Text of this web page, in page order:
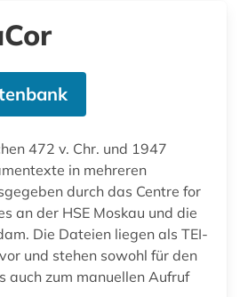
472 v. Chr. und 1947
in mehreren
durch das Centre for
an der HSE Moskau und die
Die Dateien liegen als TEI-
und stehen sowohl für den
auch zum manuellen Aufruf